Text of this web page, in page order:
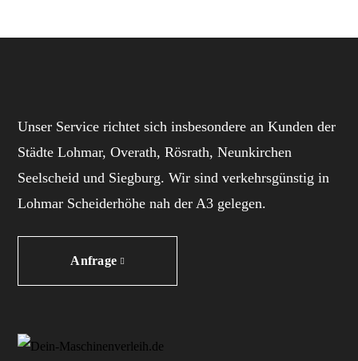
Unser Service richtet sich insbesondere an Kunden der
Städte Lohmar, Overath, Rösrath, Neunkirchen
Seelscheid und Siegburg. Wir sind verkehrsgünstig in
Lohmar Scheiderhöhe nah der A3 gelegen.
Anfrage